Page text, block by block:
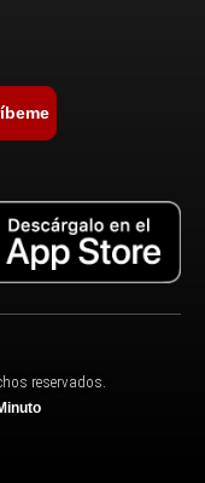
reservados.